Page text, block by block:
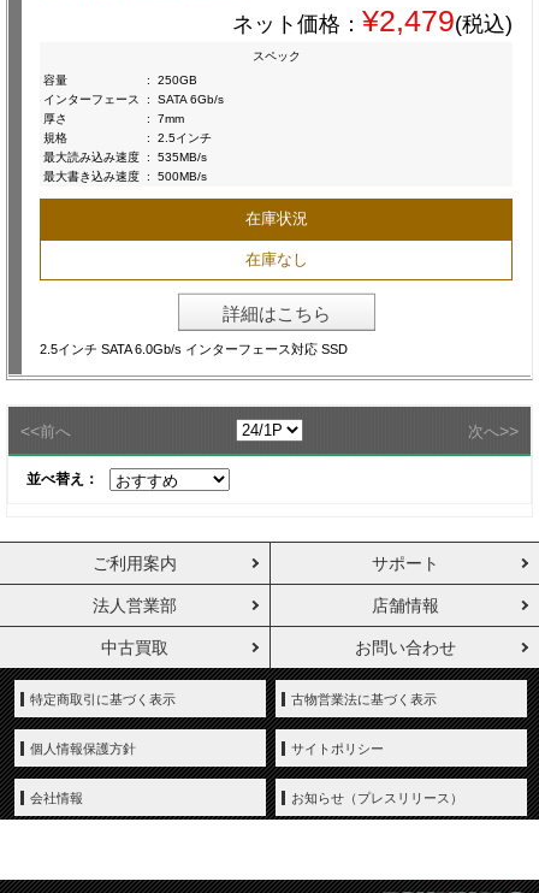
ネット価格： ¥2,479(税込)
スペック
容量
:
250GB
インターフェース
:
SATA 6Gb/s
厚さ
:
7mm
規格
:
2.5インチ
最大読み込み速度 :
535MB/s
最大書き込み速度 : 500MB/s
在庫状況
在庫なし
詳細はこちら
2.5インチ SATA 6.0Gb/s インターフェース対応 SSD
<<前へ 次へ>>
並べ替え：
ご利用案内 サポート
法人営業部 店舗情報
中古買取 お問い合わせ
特定商取引に基づく表示 古物営業法に基づく表示
個人情報保護方針 サイトポリシー
会社情報 お知らせ（プレスリリース）